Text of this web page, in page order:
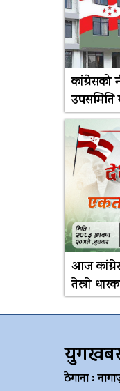
कांग्रेसको
आज
तेस्राे
युगखबर
ठेगाना :